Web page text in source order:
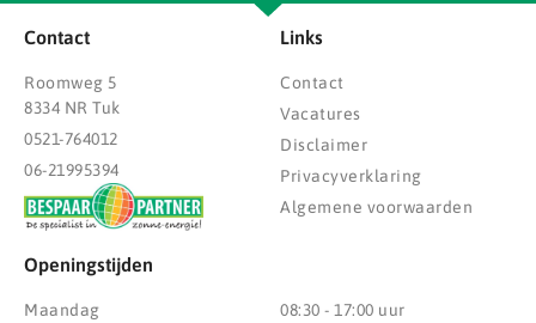
Contact
Roomweg 5
8334 NR Tuk
0521-764012
06-21995394
Links
Contact
Vacatures
Disclaimer
Privacyverklaring
Algemene voorwaarden
Openingstijden
Maandag
08:30 - 17:00 uur